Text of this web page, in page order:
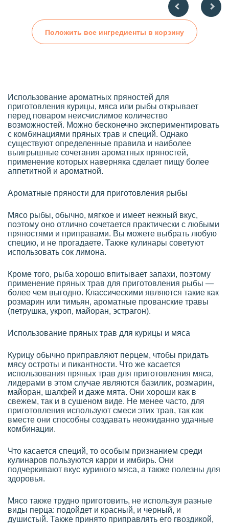
Положить все ингредиенты в корзину
Использование ароматных пряностей для
приготовления курицы, мяса или рыбы открывает
перед поваром неисчислимое количество
возможностей. Можно бесконечно экспериментировать
с комбинациями пряных трав и специй. Однако
существуют определенные правила и наиболее
выигрышные сочетания ароматных пряностей,
применение которых наверняка сделает пищу более
аппетитной и ароматной.
Ароматные пряности для приготовления рыбы
Мясо рыбы, обычно, мягкое и имеет нежный вкус,
поэтому оно отлично сочетается практически с любыми
пряностями и приправами. Вы можете выбрать любую
специю, и не прогадаете. Также кулинары советуют
использовать сок лимона.
Кроме того, рыба хорошо впитывает запахи, поэтому
применение пряных трав для приготовления рыбы —
более чем выгодно. Классическими являются такие как
розмарин или тимьян, ароматные прованские травы
(петрушка, укроп, майоран, эстрагон).
Использование пряных трав для курицы и мяса
Курицу обычно приправляют перцем, чтобы придать
мясу остроты и пикантности. Что же касается
использования пряных трав для приготовления мяса,
лидерами в этом случае являются базилик, розмарин,
майоран, шалфей и даже мята. Они хороши как в
свежем, так и в сушеном виде. Не менее часто, для
приготовления используют смеси этих трав, так как
вместе они способны создавать неожиданно удачные
комбинации.
Что касается специй, то особым признанием среди
кулинаров пользуются карри и имбирь. Они
подчеркивают вкус куриного мяса, а также полезны для
здоровья.
Мясо также трудно приготовить, не используя разные
виды перца: подойдет и красный, и черный, и
душистый. Также принято приправлять его гвоздикой,